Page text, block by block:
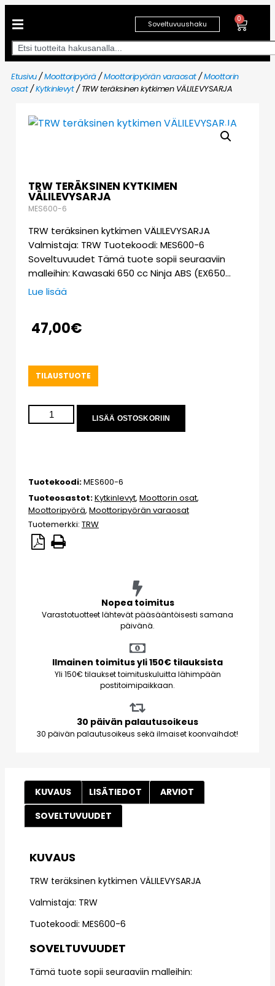
Soveltuvuushaku
0
Etusivu/Moottoripyörä/Moottoripyörän varaosat/Moottorin
osat/Kytkinlevyt/ TRW teräksinen kytkimen VÄLILEVYSARJA
TRW TERÄKSINEN KYTKIMEN
VÄLILEVYSARJA
MES600-6
TRW teräksinen kytkimen VÄLILEVYSARJA
Valmistaja: TRW Tuotekoodi: MES600-6
Soveltuvuudet Tämä tuote sopii seuraaviin
malleihin: Kawasaki 650 cc Ninja ABS (EX650…
Lue lisää
47,00€
TILAUSTUOTE
LISÄÄ OSTOSKORIIN
Tuotekoodi:MES600-6
Tuoteosastot:Kytkinlevyt, Moottorin osat,
Moottoripyörä, Moottoripyörän varaosat
Tuotemerkki: TRW
Nopea toimitus
Varastotuotteet lähtevät pääsääntöisesti samana
päivänä.
Ilmainen toimitus yli 150€ tilauksista
Yli 150€ tilaukset toimituskuluitta lähimpään
postitoimipaikkaan.
30 päivän palautusoikeus
30 päivän palautusoikeus sekä ilmaiset koonvaihdot!
KUVAUS LISÄTIEDOT
ARVIOT
SOVELTUVUUDET
KUVAUS
TRW teräksinen kytkimen VÄLILEVYSARJA
Valmistaja: TRW
Tuotekoodi: MES600-6
SOVELTUVUUDET
Tämä tuote sopii seuraaviin malleihin: